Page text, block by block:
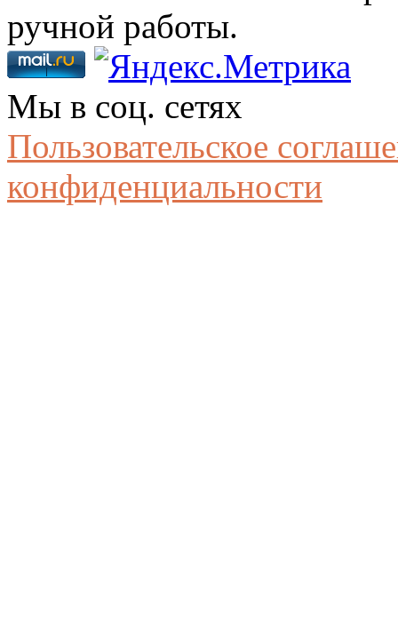
ручной работы.
Мы в соц. сетях
Пользовательское
конфиденциальности